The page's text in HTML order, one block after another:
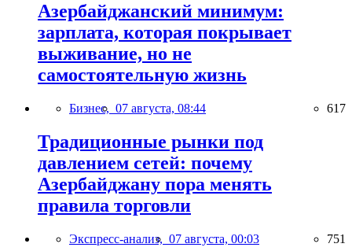
Азербайджанский минимум:
зарплата, которая покрывает
выживание, но не
самостоятельную жизнь
Бизнес, 07 августа, 08:44 617
Традиционные рынки под
давлением сетей: почему
Азербайджану пора менять
правила торговли
Экспресс-анализ, 07 августа, 00:03 751